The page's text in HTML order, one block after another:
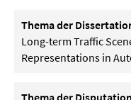
Thema der
Long-term Traffic
Representations in
Thema der